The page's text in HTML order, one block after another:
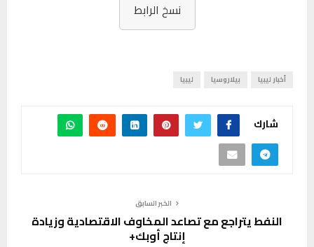
نسخ الرابط
أخبار ليبيا بيلاروسيا ليبيا
شارك
الخبر السابق
النفط يتراجع مع تصاعد المخاوف الاقتصادية وزيادة
إنتاج أوبك+